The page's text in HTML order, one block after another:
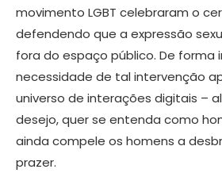
movimento LGBT celebraram o
defendendo que a expressão
fora do espaço público. De forma
necessidade de tal intervenção
universo de interações digitais –
desejo, quer se entenda como
ainda compele os homens a
prazer.